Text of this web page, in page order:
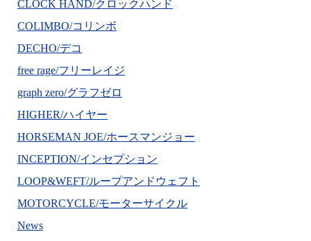
CLOCK HAND/クロックハンド
COLIMBO/コリンボ
DECHO/デコ
free rage/フリーレイジ
graph zero/グラフゼロ
HIGHER/ハイヤー
HORSEMAN JOE/ホースマンジョー
INCEPTION/インセプション
LOOP&WEFT/ループアンドウェフト
MOTORCYCLE/モーターサイクル
News